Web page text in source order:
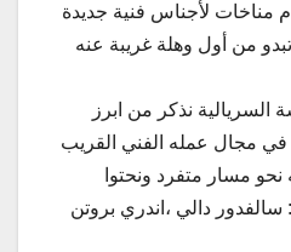
مناخات لأجناس فنية جديدة
من أول وهلة غريبة عنه
السريالية نذكر من ابرز
في مجال عمله الفني القريب
مسار متفرد ونحتوا
دالي ،اندري بروتن